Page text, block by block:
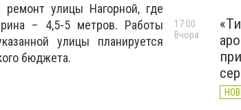
ремонт улицы Нагорной, где
– 4,5-5 метров. Работы
улицы планируется
бюджета.
17:00
Вчора